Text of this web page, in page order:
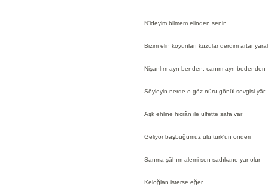
N'ideyim bilmem elinden senin
Bizim elin koyunları kuzular derdim artar
Nişanlım ayrı benden, canım ayrı bedenden
Söyleyin nerde o göz nûru gönül sevgisi yâr
Aşk ehline hicrân ile ülfette safa var
Geliyor başbuğumuz ulu türk'ün önderi
Sanma şâhım alemi sen sadıkane yar olur
Keloğlan isterse eğer